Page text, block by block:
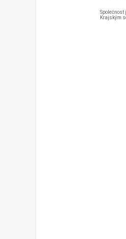
Společnost
Krajským